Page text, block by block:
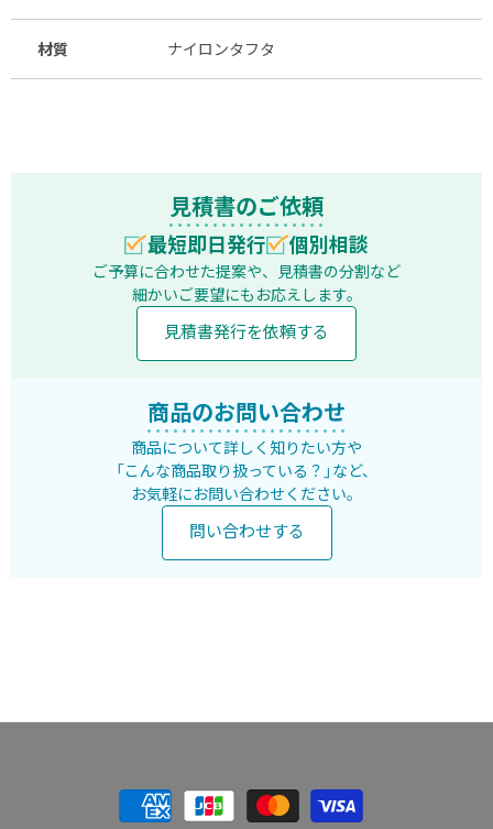
材質 ナイロンタフタ
見積書のご依頼
最短即日発行 個別相談
ご予算に合わせた提案や、見積書の分割など
細かいご要望にもお応えします。
見積書発行を依頼する
商品のお問い合わせ
商品について詳しく知りたい方や
「こんな商品取り扱っている？」など、
お気軽にお問い合わせください。
問い合わせする